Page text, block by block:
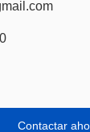
Contactar